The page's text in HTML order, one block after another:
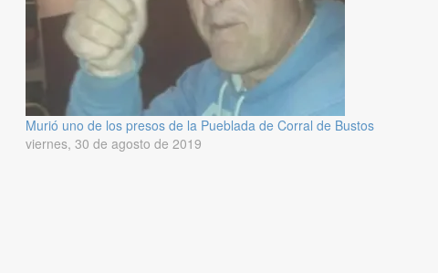
Murió uno de los presos de la Pueblada de Corral de Bustos
viernes, 30 de agosto de 2019